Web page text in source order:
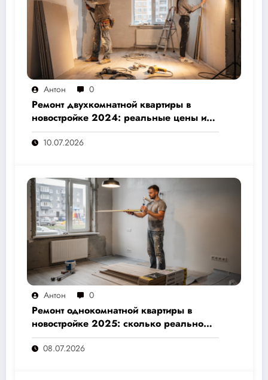
Антон 0
Ремонт двухкомнатной квартиры в
новостройке 2024: реальные цены и
скрытые расходы, которые вам не
назовут подрядчики
10.07.2026
Антон 0
Ремонт однокомнатной квартиры в
новостройке 2025: сколько реально
стоит и как не переплатить — полный
расчёт от 500 000 рублей
08.07.2026